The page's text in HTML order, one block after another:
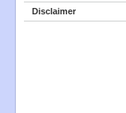
Disclaimer